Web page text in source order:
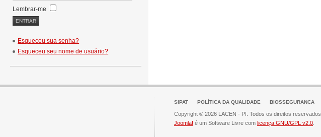
Lembrar-me
Esqueceu sua senha?
Esqueceu seu nome de usuário?
SIPAT POLÍTICA DA QUALIDADE BIOSSEGURANCA
Copyright © 2026 LACEN - PI. Todos os direitos reservados.
Joomla! é um Software Livre comlicença GNU/GPL v2.0